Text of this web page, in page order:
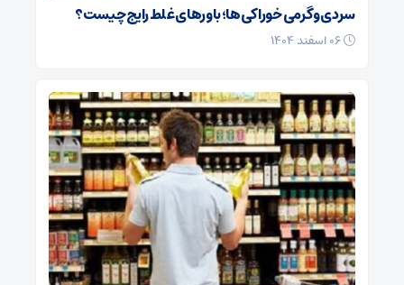
سردی و گرمی خوراکی‌ها؛ باورهای غلط رایج چیست؟